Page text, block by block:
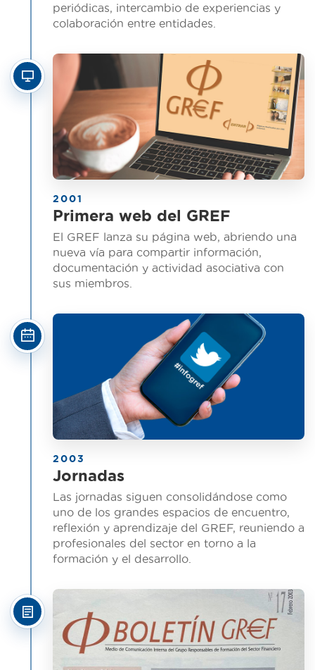
periódicas, intercambio de experiencias y
colaboración entre entidades.
2001
Primera web del GREF
El GREF lanza su página web, abriendo una
nueva vía para compartir información,
documentación y actividad asociativa con
sus miembros.
2003
Jornadas
Las jornadas siguen consolidándose como
uno de los grandes espacios de encuentro,
reflexión y aprendizaje del GREF, reuniendo a
profesionales del sector en torno a la
formación y el desarrollo.